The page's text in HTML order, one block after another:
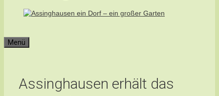
Menü
Assinghausen erhält das